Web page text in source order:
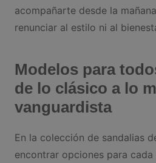
acompañarte desde la
renunciar al estilo ni al
Modelos para
de lo clásico a lo
vanguardista
En la colección de sandalias
encontrar opciones para